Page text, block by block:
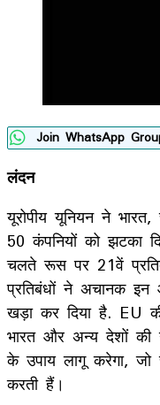
Join WhatsApp
लंदन
यूरोपीय यूनियन ने
50 कंपनियों को झटका
चलते रूस पर 21वें
प्रतिबंधों ने अचानक
खड़ा कर दिया है. EU
भारत और अन्य देशों की
के उपाय लागू करेगा,
करती हैं।